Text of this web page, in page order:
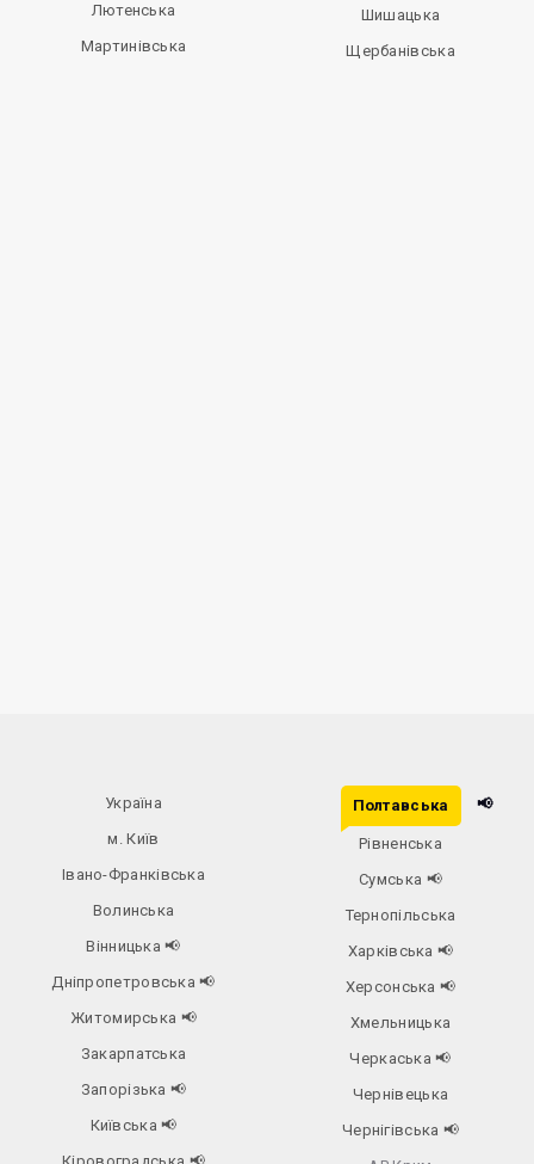
Лютенська
Мартинівська
Шишацька
Щербанівська
Україна
м. Київ
Івано-Франківська
Волинська
Вінницька📢
Дніпропетровська📢
Житомирська 📢
Закарпатська
Запорізька 📢
Київська📢
Полтавська 📢
Рівненська
Сумська 📢
Тернопільська
Харківська 📢
Херсонська 📢
Хмельницька
Черкаська📢
Чернівецька
Чернігівська 📢